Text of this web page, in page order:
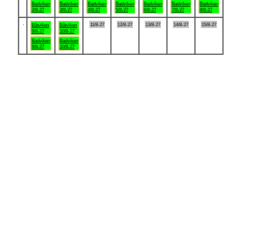
Badviken
2/8-27
Badviken
3/8-27
Badviken
4/8-27
Badviken
5/8-27
Badviken
6/8-27
Badviken
7/8-27
Badviken
8/8-27
Båtviken
9/8-27
Badviken
9/8-27
Båtviken
10/8-27
Badviken
10/8-27
11/8-27 12/8-27 13/8-27 14/8-27 15/8-27